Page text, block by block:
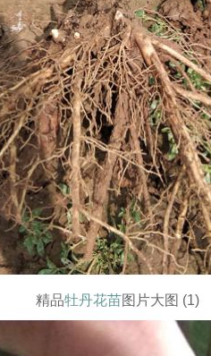
精品牡丹花苗图片大图 (1)